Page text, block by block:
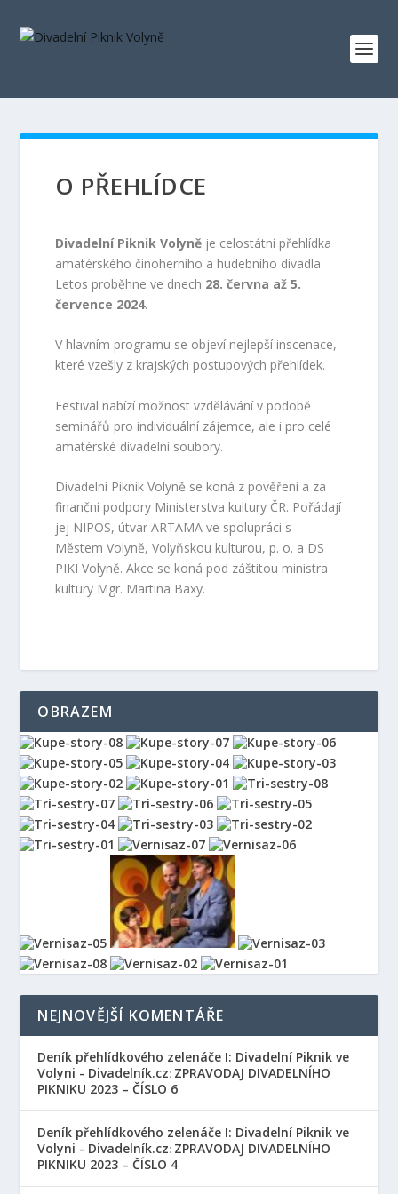
O PŘEHLÍDCE
Divadelní Piknik Volyně je celostátní přehlídka
amatérského činoherního a hudebního divadla.
Letos proběhne ve dnech 28. června až 5.
července 2024.
V hlavním programu se objeví nejlepší inscenace,
které vzešly z krajských postupových přehlídek.
Festival nabízí možnost vzdělávání v podobě
seminářů pro individuální zájemce, ale i pro celé
amatérské divadelní soubory.
Divadelní Piknik Volyně se koná z pověření a za
finanční podpory Ministerstva kultury ČR. Pořádají
jej NIPOS, útvar ARTAMA ve spolupráci s
Městem Volyně, Volyňskou kulturou, p. o. a DS
PIKI Volyně. Akce se koná pod záštitou ministra
kultury Mgr. Martina Baxy.
OBRAZEM
NEJNOVĚJŠÍ KOMENTÁŘE
Deník přehlídkového zelenáče I: Divadelní Piknik ve
Volyni - Divadelník.cz: ZPRAVODAJ DIVADELNÍHO
PIKNIKU 2023 – ČÍSLO 6
Deník přehlídkového zelenáče I: Divadelní Piknik ve
Volyni - Divadelník.cz: ZPRAVODAJ DIVADELNÍHO
PIKNIKU 2023 – ČÍSLO 4